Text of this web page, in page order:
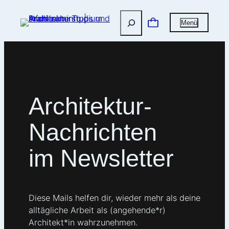
Inhalt
Menü
Architektur-
Nachrichten
im Newsletter
Diese Mails helfen dir, wieder mehr als deine
alltägliche Arbeit als (angehende*r)
Architekt*in wahrzunehmen.